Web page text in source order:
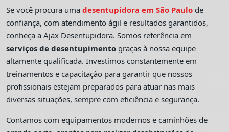
Se você procura umadesentupidora em São Paulo de
confiança, com atendimento ágil e resultados garantidos,
conheça a Ajax Desentupidora. Somos referência em
serviços de desentupimento graças à nossa equipe
altamente qualificada. Investimos constantemente em
treinamentos e capacitação para garantir que nossos
profissionais estejam preparados para atuar nas mais
diversas situações, sempre com eficiência e segurança.
Contamos com equipamentos modernos e caminhões de